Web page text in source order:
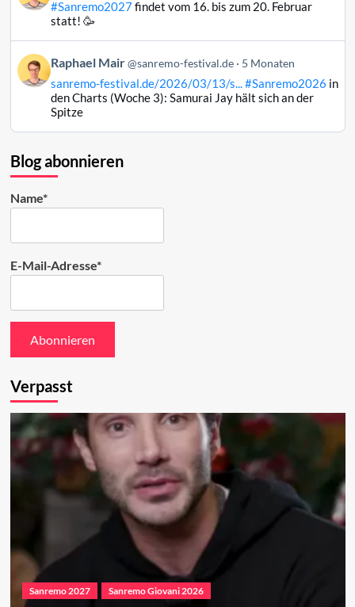
Raphael
Bluesky
ansehen
#Sanremo2027findet vom 16. bis zum 20. Februar
statt! 🥳
Beitrag
von
Raphael
ansehen
Raphael Mair @sanremo-festival.de 5 Monaten
sanremo-festival.de/2026/03/13/s...#Sanremo2026 in
den Charts (Woche 3): Samurai Jay hält sich an der
Spitze
Blog abonnieren
Name*
E-Mail-Adresse*
Verpasst
Sanremo 2027 Sanremo Giovani 2026